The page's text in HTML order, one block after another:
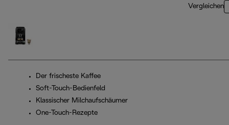
Vergleichen
Der frischeste Kaffee
Soft-Touch-Bedienfeld
Klassischer Milchaufschäumer
One-Touch-Rezepte